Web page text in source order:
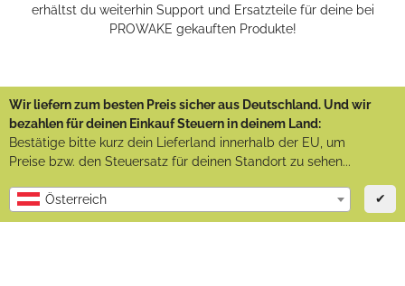
erhältst du weiterhin Support und Ersatzteile für deine bei
PROWAKE gekauften Produkte!
Wir liefern zum besten Preis sicher aus Deutschland. Und wir
bezahlen für deinen Einkauf Steuern in deinem Land:
Bestätige bitte kurz dein Lieferland innerhalb der EU, um
Preise bzw. den Steuersatz für deinen Standort zu sehen...
Österreich ✔